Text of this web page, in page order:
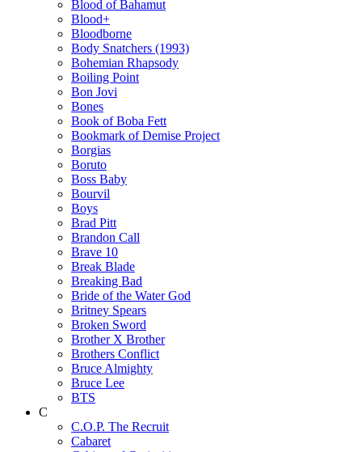
Blood of Bahamut
Blood+
Bloodborne
Body Snatchers (1993)
Bohemian Rhapsody
Boiling Point
Bon Jovi
Bones
Book of Boba Fett
Bookmark of Demise Project
Borgias
Boruto
Boss Baby
Bourvil
Boys
Brad Pitt
Brandon Call
Brave 10
Break Blade
Breaking Bad
Bride of the Water God
Britney Spears
Broken Sword
Brother X Brother
Brothers Conflict
Bruce Almighty
Bruce Lee
BTS
C
C.O.P. The Recruit
Cabaret